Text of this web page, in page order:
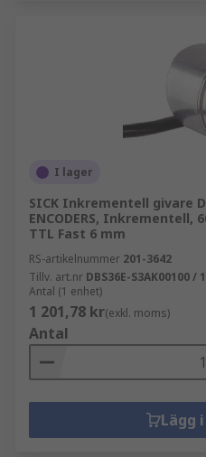
I lager
SICK Inkrementell givare
ENCODERS, Inkrementell,
TTL Fast 6 mm
RS-artikelnummer 201-3642
Tillv. art.nr DBS36E-S3AK00100 /
Antal (1 enhet)
1 201,78 kr(exkl. moms)
Antal
Lägg